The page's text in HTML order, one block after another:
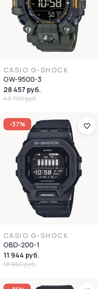
CASIO G-SHOCK
GW-9500-3
28 457 руб.
43 780 руб.
-37%
CASIO G-SHOCK
GBD-200-1
11 944 руб.
18 960 руб.